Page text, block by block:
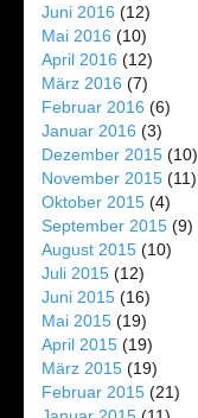
Juni 2016 (12)
Mai 2016 (10)
April 2016 (12)
März 2016 (7)
Februar 2016 (6)
Januar 2016 (3)
Dezember 2015 (10)
November 2015 (11)
Oktober 2015 (4)
September 2015 (9)
August 2015 (10)
Juli 2015 (12)
Juni 2015 (16)
Mai 2015 (19)
April 2015 (19)
März 2015 (19)
Februar 2015 (21)